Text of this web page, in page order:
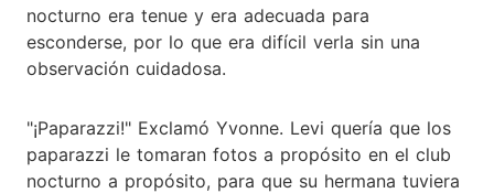
nocturno era tenue y era adecuada para
esconderse, por lo que era difícil verla sin una
observación cuidadosa.
"¡Paparazzi!" Exclamó Yvonne. Levi quería que los
paparazzi le tomaran fotos a propósito en el club
nocturno a propósito, para que su hermana tuviera